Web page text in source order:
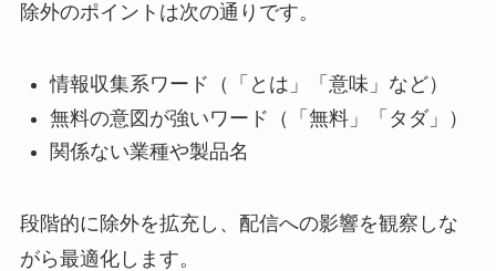
除外のポイントは次の通りです。
情報収集系ワード（「とは」「意味」など）
無料の意図が強いワード（「無料」「タダ」）
関係ない業種や製品名
段階的に除外を拡充し、配信への影響を観察しな
がら最適化します。